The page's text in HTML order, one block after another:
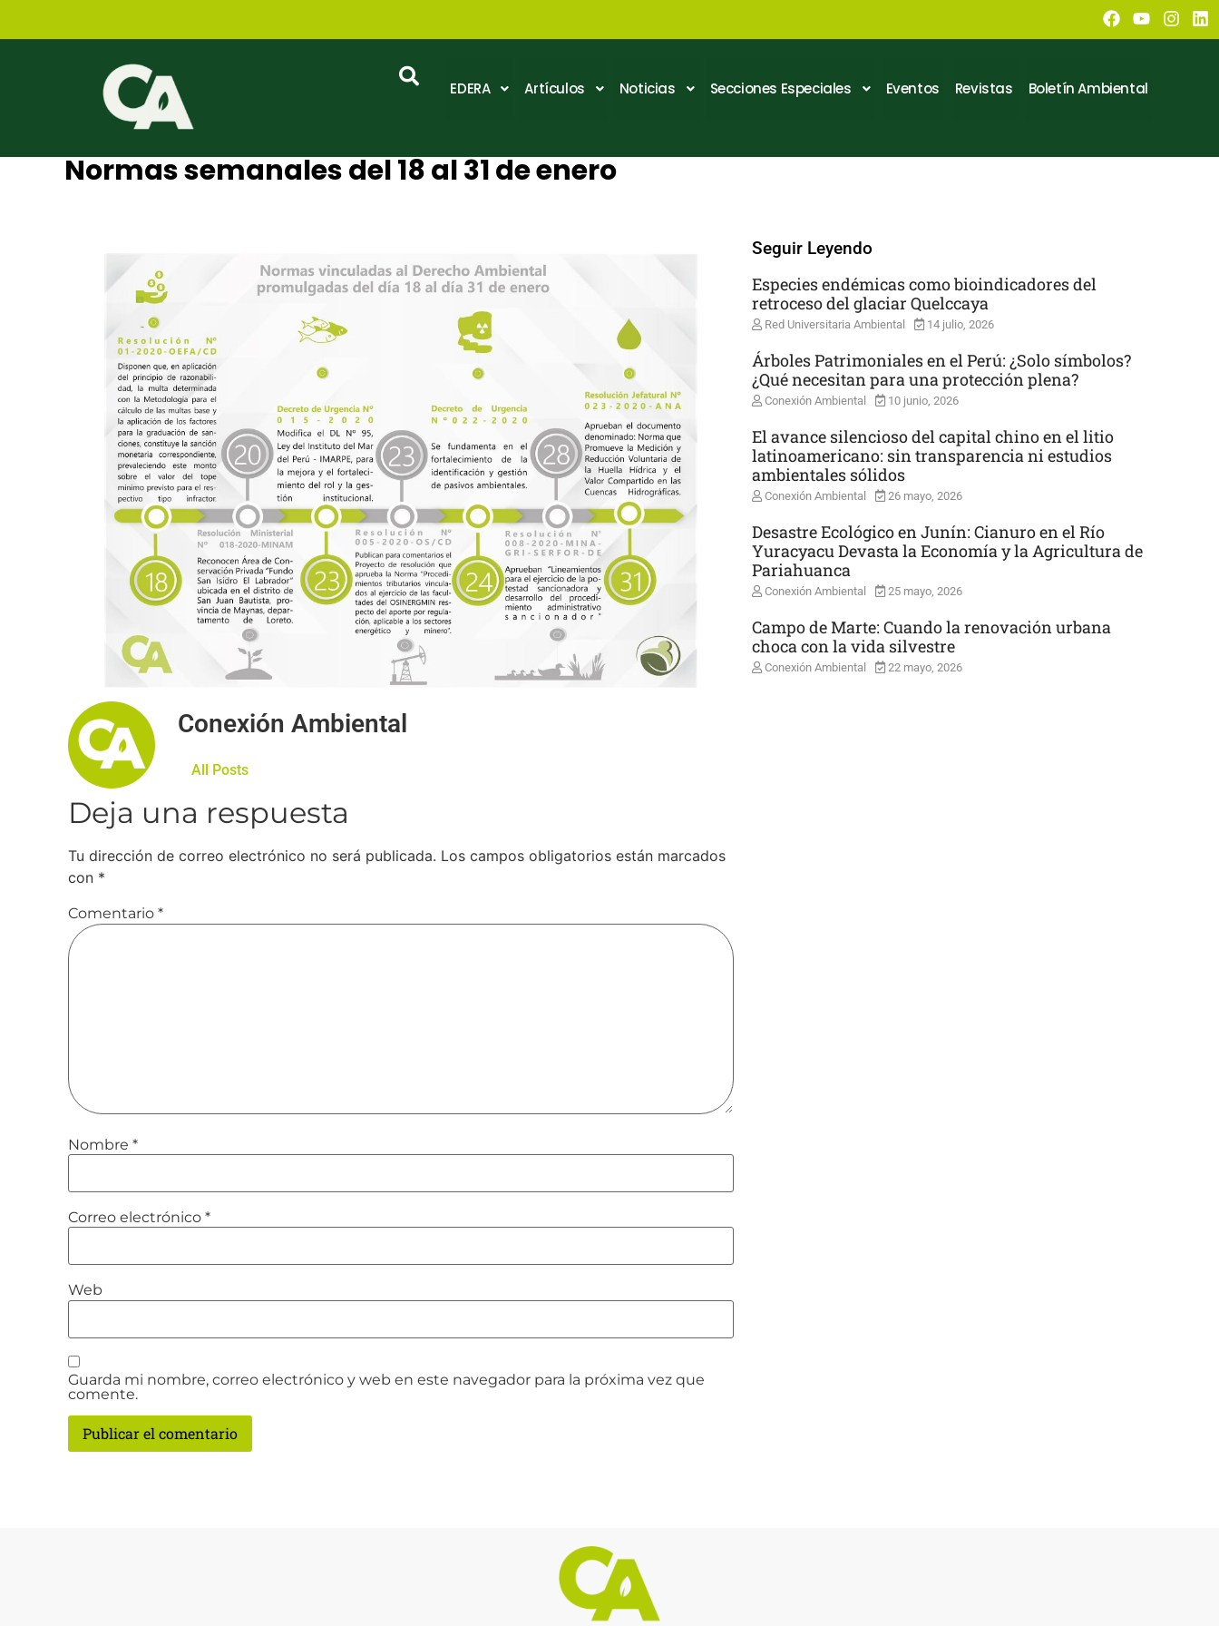
EDERA Artículos Noticias Secciones Especiales Eventos Revistas Boletín Ambiental
Normas semanales del 18 al 31 de enero
Conexión Ambiental
All Posts
Deja una respuesta
Tu dirección de correo electrónico no será publicada. Los campos obligatorios están marcados
con *
Comentario *
Nombre *
Correo electrónico *
Web
Guarda mi nombre, correo electrónico y web en este navegador para la próxima vez que
comente.
Seguir Leyendo
Especies endémicas como bioindicadores del
retroceso del glaciar Quelccaya
Red Universitaria Ambiental 14 julio, 2026
Árboles Patrimoniales en el Perú: ¿Solo símbolos?
¿Qué necesitan para una protección plena?
Conexión Ambiental 10 junio, 2026
El avance silencioso del capital chino en el litio
latinoamericano: sin transparencia ni estudios
ambientales sólidos
Conexión Ambiental 26 mayo, 2026
Desastre Ecológico en Junín: Cianuro en el Río
Yuracyacu Devasta la Economía y la Agricultura de
Pariahuanca
Conexión Ambiental 25 mayo, 2026
Campo de Marte: Cuando la renovación urbana
choca con la vida silvestre
Conexión Ambiental 22 mayo, 2026